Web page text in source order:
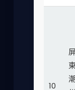
10
東
潮